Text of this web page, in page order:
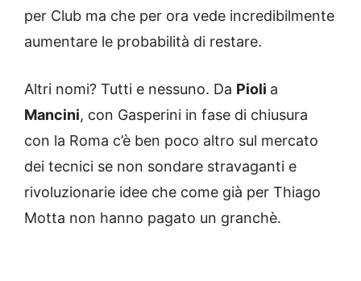
per Club ma che per ora vede incredibilmente
aumentare le probabilità di restare.
Altri nomi? Tutti e nessuno. Da Pioli a
Mancini, con Gasperini in fase di chiusura
con la Roma c’è ben poco altro sul mercato
dei tecnici se non sondare stravaganti e
rivoluzionarie idee che come già per Thiago
Motta non hanno pagato un granchè.